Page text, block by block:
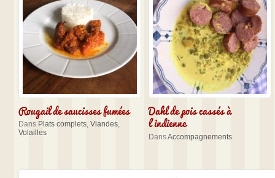
Rougail de saucisses fumées
Dans Plats complets, Viandes,
Volailles
Dahl de pois cassés à
l’indienne
DansAccompagnements